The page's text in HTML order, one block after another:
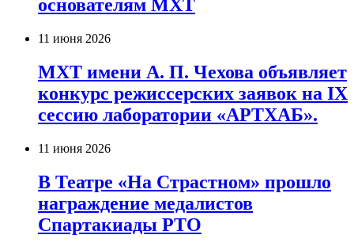
основателям МХТ
11 июня 2026
МХТ имени А. П. Чехова объявляет
конкурс режиссерских заявок на IX
сессию лаборатории «АРТХАБ».
11 июня 2026
В Театре «На Страстном» прошло
награждение медалистов
Спартакиады РТО